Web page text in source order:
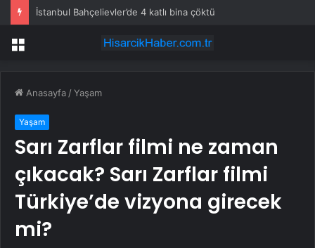
İstanbul Bahçelievler’de 4 katlı bina çöktü
Menü
Anasayfa /Yaşam
Yaşam
Sarı Zarflar filmi ne zaman
çıkacak? Sarı Zarflar filmi
Türkiye’de vizyona girecek
mi?